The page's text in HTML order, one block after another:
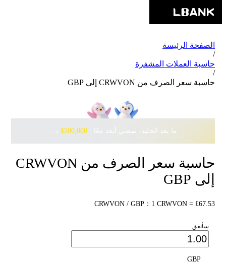
الصفحة الرئيسة
/
حاسبة العملات المشفرة
/
حاسبة سعر الصرف من CRWVON إلى GBP
ما بعد الجليد، نمضي أبعد معًا · ‎ $500,000بانتظارك مع Pudgy Penguins
حاسبة سعر الصرف من CRWVON
إلى GBP
CRWVON / GBP：1 CRWVON = £67.53
سأنفق
GBP